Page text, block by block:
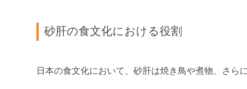
砂肝の食文化における役割
日本の食文化において、砂肝は焼き鳥や煮物、さら